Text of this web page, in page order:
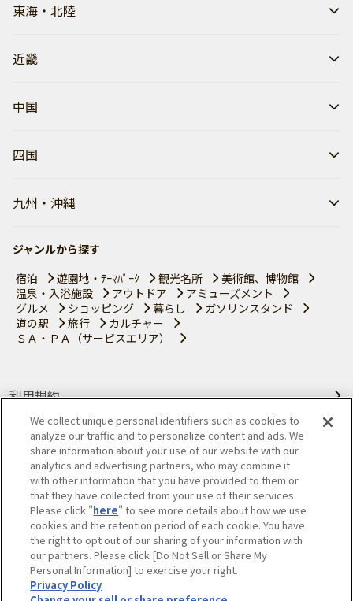
東海・北陸
近畿
中国
四国
九州・沖縄
ジャンルから探す
宿泊
遊園地・ﾃｰﾏﾊﾟｰｸ 観光名所
美術館、博物館
温泉・入浴施設
アウトドア
アミューズメント
グルメ
ショッピング 暮らし
ガソリンスタンド
道の駅
旅行
カルチャー
ＳＡ・ＰＡ（サービスエリア）
利用規約
個人情報の取り扱いについて
会員優待サービスの提携をご検討の方へ
JAFホームページ
© JAPAN AUTOMOBILE FEDERATION. All rights reserved.
We collect unique personal identifiers such as cookies to
analyze our traffic and to personalize content and ads. We
share information about your use of our website with our
analytics and advertising partners, who may combine it
with other information that you have provided to them or
that they have collected from your use of their services.
Please click "here" to see more details about how we use
cookies and the retention period of each cookie. You have
the right to opt out of our sharing of your information with
our partners. Please click [Do Not Sell or Share My
Personal Information] to exercise your right.
Privacy Policy